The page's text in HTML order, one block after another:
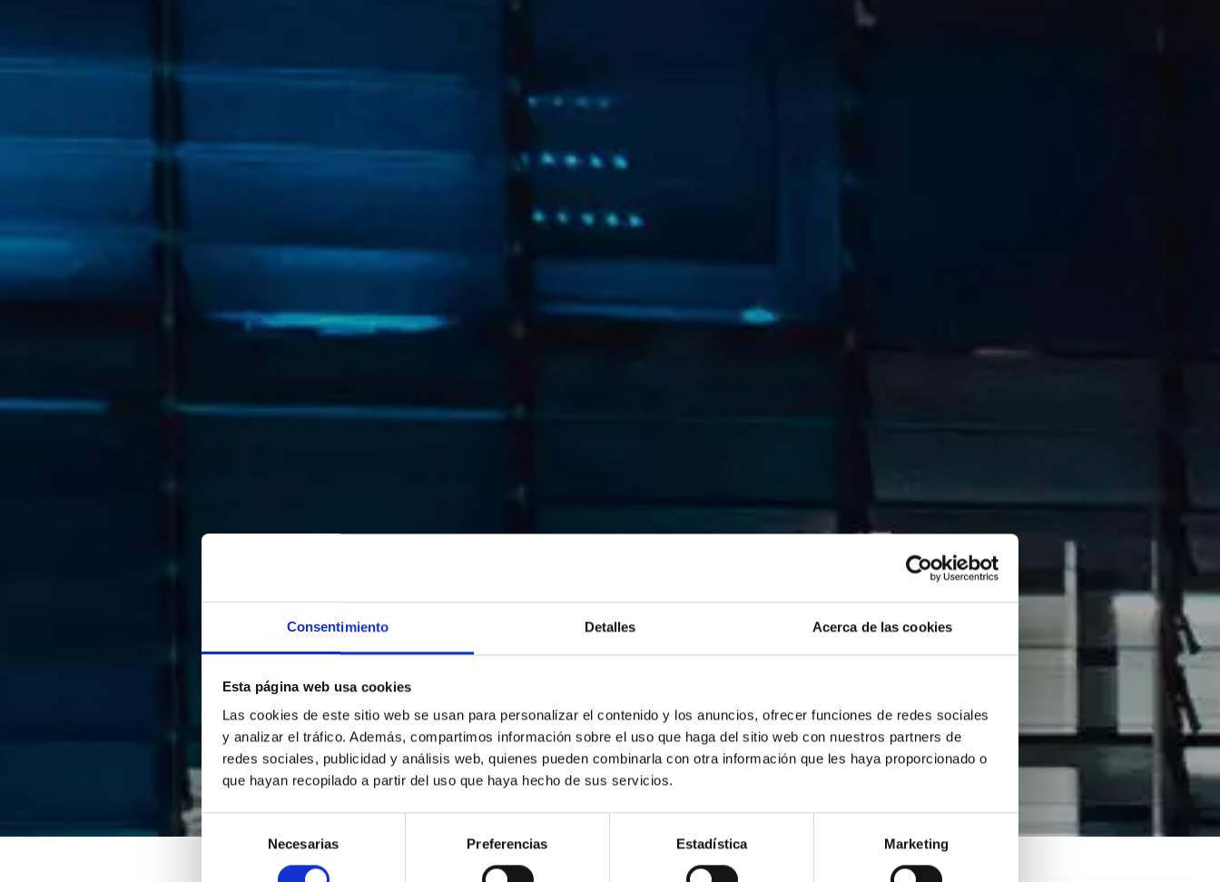
Consentimiento Detalles Acerca de las cookies
Esta página web usa cookies
Las cookies de este sitio web se usan para personalizar el contenido y los anuncios, ofrecer funciones de redes sociales
y analizar el tráfico. Además, compartimos información sobre el uso que haga del sitio web con nuestros partners de
redes sociales, publicidad y análisis web, quienes pueden combinarla con otra información que les haya proporcionado o
que hayan recopilado a partir del uso que haya hecho de sus servicios.
Selección
consentimiento
Necesarias Preferencias Estadística Marketing